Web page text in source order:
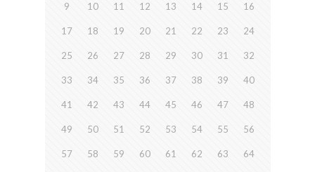
9 10 11 12 13 14 15 16
17 18 19 20 21 22 23 24
25 26 27 28 29 30 31 32
33 34 35 36 37 38 39 40
41 42 43 44 45 46 47 48
49 50 51 52 53 54 55 56
57 58 59 60 61 62 63 64